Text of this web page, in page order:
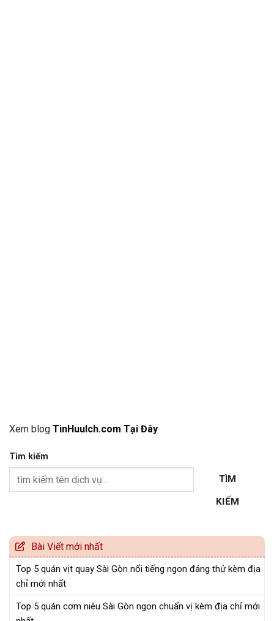
Xem blog TinHuuIch.com Tại Đây
Tìm kiếm
TÌM
KIẾM
Bài Viết mới nhất
Top 5 quán vịt quay Sài Gòn nổi tiếng ngon đáng thử kèm địa
chỉ mới nhất
Top 5 quán cơm niêu Sài Gòn ngon chuẩn vị kèm địa chỉ mới